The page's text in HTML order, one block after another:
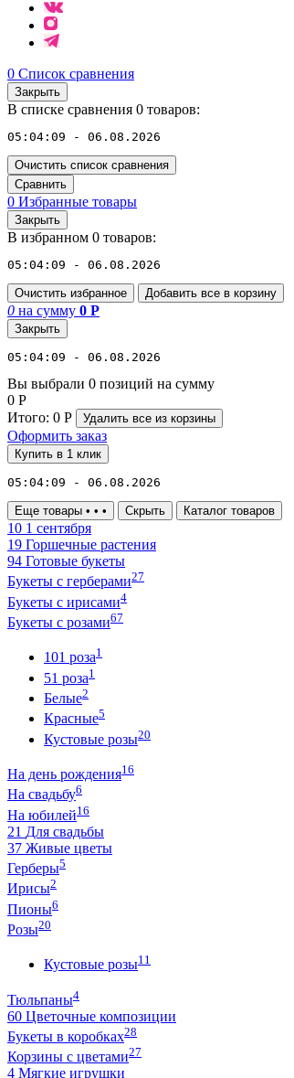
0 Список сравнения
Закрыть
В списке сравнения 0 товаров:
05:04:09 - 06.08.2026
Очистить список сравнения
Сравнить
0 Избранные товары
Закрыть
В избранном 0 товаров:
05:04:09 - 06.08.2026
Очистить избранное Добавить все в корзину
0 на сумму 0 Р
Закрыть
05:04:09 - 06.08.2026
Вы выбрали 0 позиций на сумму
0 Р
Итого: 0 Р Удалить все из корзины
Оформить заказ
Купить в 1 клик
05:04:09 - 06.08.2026
Еще товары • • • Скрыть Каталог товаров
10 1 сентября
19 Горшечные растения
94 Готовые букеты
Букеты с герберами27
Букеты с ирисами4
Букеты с розами67
101 роза1
51 роза1
Белые2
Красные5
Кустовые розы20
На день рождения16
На свадьбу6
На юбилей16
21 Для свадьбы
37 Живые цветы
Герберы5
Ирисы2
Пионы6
Розы20
Кустовые розы11
Тюльпаны4
60 Цветочные композиции
Букеты в коробках28
Корзины с цветами27
4 Мягкие игрушки